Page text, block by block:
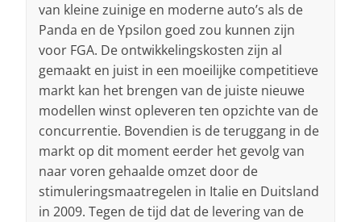
van kleine zuinige en moderne auto’s als de
Panda en de Ypsilon goed zou kunnen zijn
voor FGA. De ontwikkelingskosten zijn al
gemaakt en juist in een moeilijke competitieve
markt kan het brengen van de juiste nieuwe
modellen winst opleveren ten opzichte van de
concurrentie. Bovendien is de teruggang in de
markt op dit moment eerder het gevolg van
naar voren gehaalde omzet door de
stimuleringsmaatregelen in Italie en Duitsland
in 2009. Tegen de tijd dat de levering van de